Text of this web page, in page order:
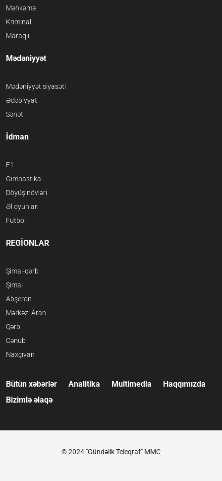
Məhkəmə
Kriminal
Maraqlı
Mədəniyyət
Mədəniyyət siyasəti
Ədəbiyyat
Sənət
İdman
F1
Gimnastika
Döyüş növləri
Əl oyunları
Futbol
REGİONLAR
Şimal-qərb
Şimal
Abşeron
Mərkəzi Aran
Qərb
Cənub
Naxçıvan
Bütün xəbərlər Analitika Multimedia
Haqqımızda
Bizimlə əlaqə
© 2024 "Gündəlik Teleqraf" MMC